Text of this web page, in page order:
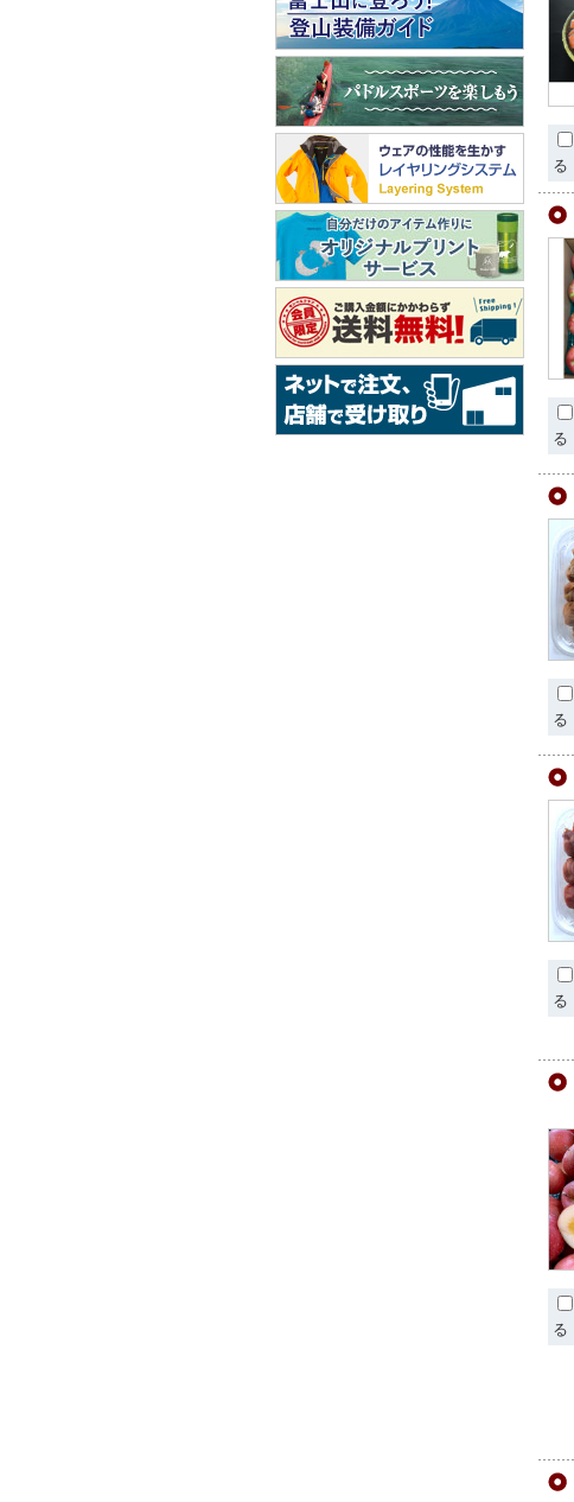
る
る
る
る
る